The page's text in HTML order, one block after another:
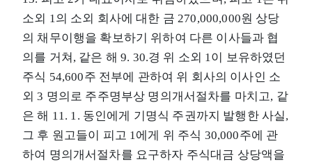
소외 1의 소외 회사에 대한 금 270,000,000원 상당
의 채무이행을 확보하기 위하여 다른 이사들과 협
의를 거쳐, 같은 해 9. 30.경 위 소외 1이 보유하였던
주식 54,600주 전부에 관하여 위 회사의 이사인 소
외 3 명의로 주주명부상 명의개서절차를 마치고, 같
은 해 11. 1. 동인에게 기명식 주권까지 발행한 사실,
그 후 원고들이 피고 1에게 위 주식 30,000주에 관
하여 명의개서절차를 요구하자 주식대금 상당액을